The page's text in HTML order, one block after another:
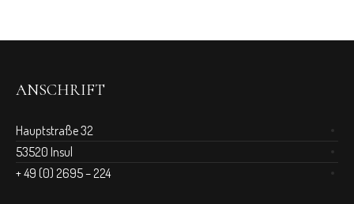
ANSCHRIFT
Hauptstraße 32
53520 Insul
+ 49 (0) 2695 – 224